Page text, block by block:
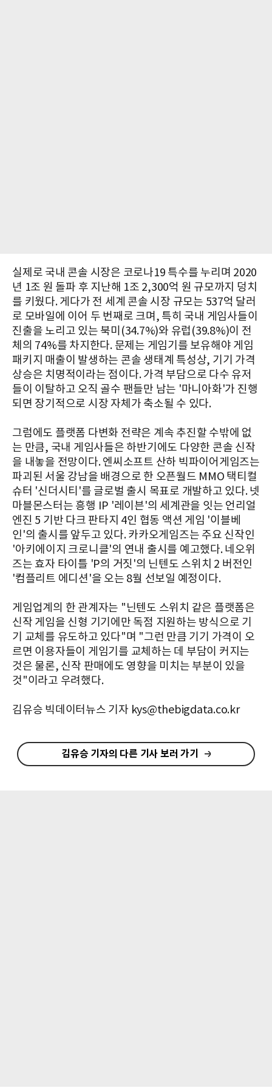
실제로 국내 콘솔 시장은 코로나19 특수를 누리며 2020
년 1조 원 돌파 후 지난해 1조 2,300억 원 규모까지 덩치
를 키웠다. 게다가 전 세계 콘솔 시장 규모는 537억 달러
로 모바일에 이어 두 번째로 크며, 특히 국내 게임사들이
진출을 노리고 있는 북미(34.7%)와 유럽(39.8%)이 전
체의 74%를 차지한다. 문제는 게임기를 보유해야 게임
패키지 매출이 발생하는 콘솔 생태계 특성상, 기기 가격
상승은 치명적이라는 점이다. 가격 부담으로 다수 유저
들이 이탈하고 오직 골수 팬들만 남는 '마니아화'가 진행
되면 장기적으로 시장 자체가 축소될 수 있다.
그럼에도 플랫폼 다변화 전략은 계속 추진할 수밖에 없
는 만큼, 국내 게임사들은 하반기에도 다양한 콘솔 신작
을 내놓을 전망이다. 엔씨소프트 산하 빅파이어게임즈는
파괴된 서울 강남을 배경으로 한 오픈월드 MMO 택티컬
슈터 '신더시티'를 글로벌 출시 목표로 개발하고 있다. 넷
마블몬스터는 흥행 IP '레이븐'의 세계관을 잇는 언리얼
엔진 5 기반 다크 판타지 4인 협동 액션 게임 '이블베
인'의 출시를 앞두고 있다. 카카오게임즈는 주요 신작인
'아키에이지 크로니클'의 연내 출시를 예고했다. 네오위
즈는 효자 타이틀 'P의 거짓'의 닌텐도 스위치 2 버전인
'컴플리트 에디션'을 오는 8월 선보일 예정이다.
게임업계의 한 관계자는 "닌텐도 스위치 같은 플랫폼은
신작 게임을 신형 기기에만 독점 지원하는 방식으로 기
기 교체를 유도하고 있다"며 "그런 만큼 기기 가격이 오
르면 이용자들이 게임기를 교체하는 데 부담이 커지는
것은 물론, 신작 판매에도 영향을 미치는 부분이 있을
것"이라고 우려했다.
김유승 빅데이터뉴스 기자 kys@thebigdata.co.kr
김유승 기자의 다른 기사 보러 가기